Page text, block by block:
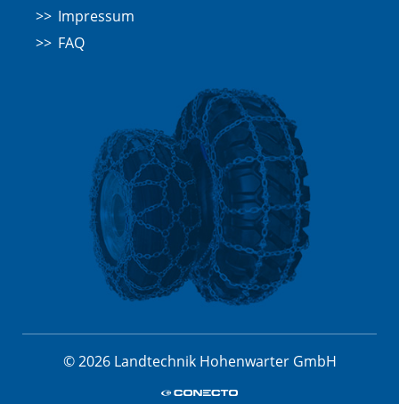
Impressum
FAQ
© 2026 Landtechnik Hohenwarter GmbH